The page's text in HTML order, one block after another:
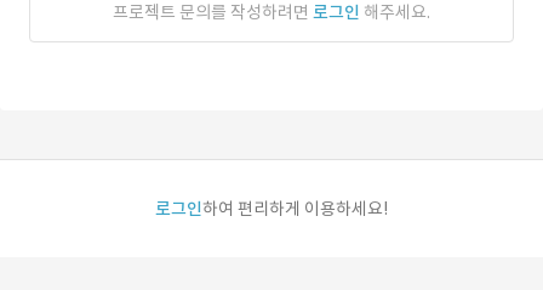
프로젝트 문의를 작성하려면 로그인 해주세요.
로그인하여 편리하게 이용하세요!